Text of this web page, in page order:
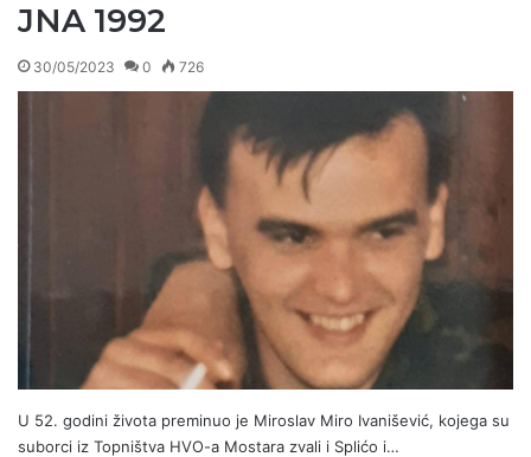
JNA 1992
30/05/2023 0 726
U 52. godini života preminuo je Miroslav Miro Ivanišević, kojega su
suborci iz Topništva HVO-a Mostara zvali i Splićo i…